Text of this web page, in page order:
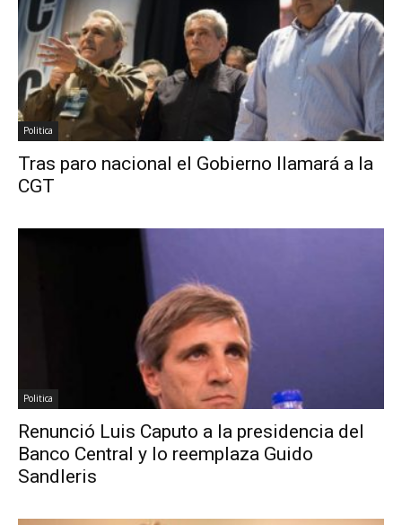
Politica
Tras paro nacional el Gobierno llamará a la
CGT
Politica
Renunció Luis Caputo a la presidencia del
Banco Central y lo reemplaza Guido
Sandleris